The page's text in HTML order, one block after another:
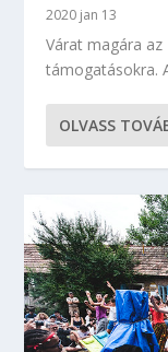
2020 jan 13
Várat magára
támogatásokra.
OLVASS